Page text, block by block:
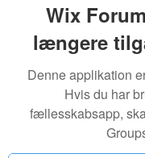
Wix
længere
Denne applikation
Hvis du har
fællesskabsapp,